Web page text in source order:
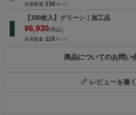
在庫数量 139
【100枚入】グリーン｜加工品
¥6,930 税込
在庫数量 118
商品についてのお問い
レビューを書く